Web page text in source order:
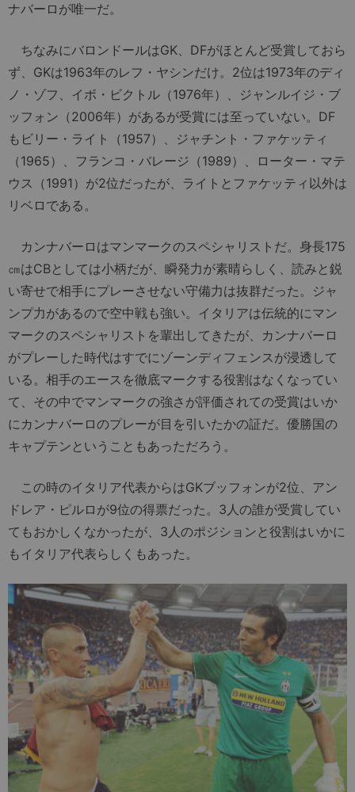
ナバーロが唯一だ。
ちなみにバロンドールはGK、DFがほとんど受賞しておら
ず、GKは1963年のレフ・ヤシンだけ。2位は1973年のディ
ノ・ゾフ、イボ・ビクトル（1976年）、ジャンルイジ・ブ
ッフォン（2006年）があるが受賞には至っていない。DF
もビリー・ライト（1957）、ジャチント・ファケッティ
（1965）、フランコ・バレージ（1989）、ローター・マテ
ウス（1991）が2位だったが、ライトとファケッティ以外は
リベロである。
カンナバーロはマンマークのスペシャリストだ。身長175
㎝はCBとしては小柄だが、瞬発力が素晴らしく、読みと鋭
い寄せで相手にプレーさせない守備力は抜群だった。ジャ
ンプ力があるので空中戦も強い。イタリアは伝統的にマン
マークのスペシャリストを輩出してきたが、カンナバーロ
がプレーした時代はすでにゾーンディフェンスが浸透して
いる。相手のエースを徹底マークする役割はなくなってい
て、その中でマンマークの強さが評価されての受賞はいか
にカンナバーロのプレーが目を引いたかの証だ。優勝国の
キャプテンということもあっただろう。
この時のイタリア代表からはGKブッフォンが2位、アン
ドレア・ピルロが9位の得票だった。3人の誰が受賞してい
てもおかしくなかったが、3人のポジションと役割はいかに
もイタリア代表らしくもあった。